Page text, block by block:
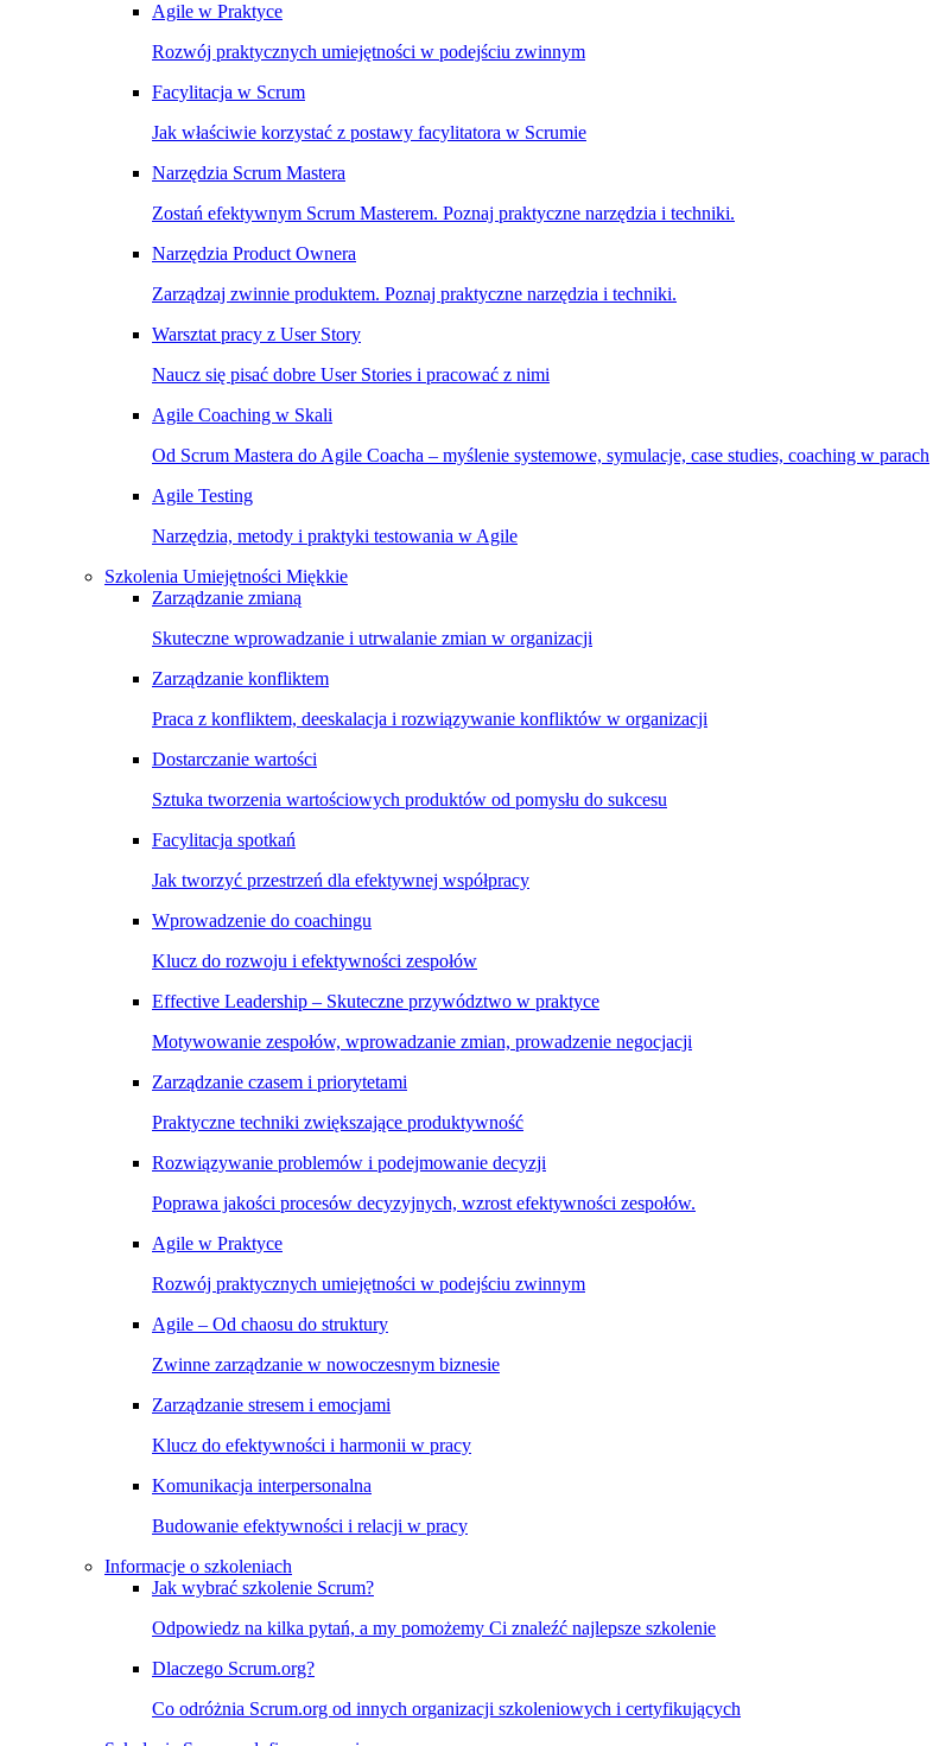
Agile w Praktyce
Rozwój praktycznych umiejętności w podejściu zwinnym
Facylitacja w Scrum
Jak właściwie korzystać z postawy facylitatora w Scrumie
Narzędzia Scrum Mastera
Zostań efektywnym Scrum Masterem. Poznaj praktyczne narzędzia i techniki.
Narzędzia Product Ownera
Zarządzaj zwinnie produktem. Poznaj praktyczne narzędzia i techniki.
Warsztat pracy z User Story
Naucz się pisać dobre User Stories i pracować z nimi
Agile Coaching w Skali
Od Scrum Mastera do Agile Coacha – myślenie systemowe, symulacje, case studies, coaching w parach
Agile Testing
Narzędzia, metody i praktyki testowania w Agile
Szkolenia Umiejętności Miękkie
Zarządzanie zmianą
Skuteczne wprowadzanie i utrwalanie zmian w organizacji
Zarządzanie konfliktem
Praca z konfliktem, deeskalacja i rozwiązywanie konfliktów w organizacji
Dostarczanie wartości
Sztuka tworzenia wartościowych produktów od pomysłu do sukcesu
Facylitacja spotkań
Jak tworzyć przestrzeń dla efektywnej współpracy
Wprowadzenie do coachingu
Klucz do rozwoju i efektywności zespołów
Effective Leadership – Skuteczne przywództwo w praktyce
Motywowanie zespołów, wprowadzanie zmian, prowadzenie negocjacji
Zarządzanie czasem i priorytetami
Praktyczne techniki zwiększające produktywność
Rozwiązywanie problemów i podejmowanie decyzji
Poprawa jakości procesów decyzyjnych, wzrost efektywności zespołów.
Agile w Praktyce
Rozwój praktycznych umiejętności w podejściu zwinnym
Agile – Od chaosu do struktury
Zwinne zarządzanie w nowoczesnym biznesie
Zarządzanie stresem i emocjami
Klucz do efektywności i harmonii w pracy
Komunikacja interpersonalna
Budowanie efektywności i relacji w pracy
Informacje o szkoleniach
Jak wybrać szkolenie Scrum?
Odpowiedz na kilka pytań, a my pomożemy Ci znaleźć najlepsze szkolenie
Dlaczego Scrum.org?
Co odróżnia Scrum.org od innych organizacji szkoleniowych i certyfikujących